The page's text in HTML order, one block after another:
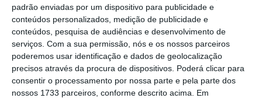
padrão enviadas por um dispositivo para publicidade e
conteúdos personalizados, medição de publicidade e
conteúdos, pesquisa de audiências e desenvolvimento de
serviços. Com a sua permissão, nós e os nossos parceiros
poderemos usar identificação e dados de geolocalização
precisos através da procura de dispositivos. Poderá clicar para
consentir o processamento por nossa parte e pela parte dos
nossos 1733 parceiros, conforme descrito acima. Em
ordenamento do território,destacando que o
executivo teve em conta algumas medidas
enunciadas e alterações propostas.
Avaliação bancária na habitação cede pelo 3º mês
consecutivo